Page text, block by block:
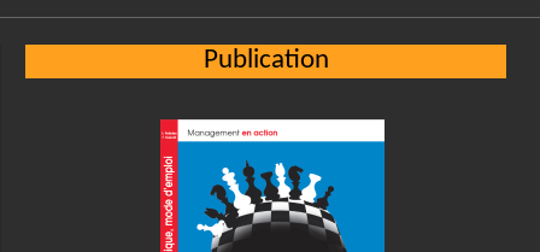
Publication